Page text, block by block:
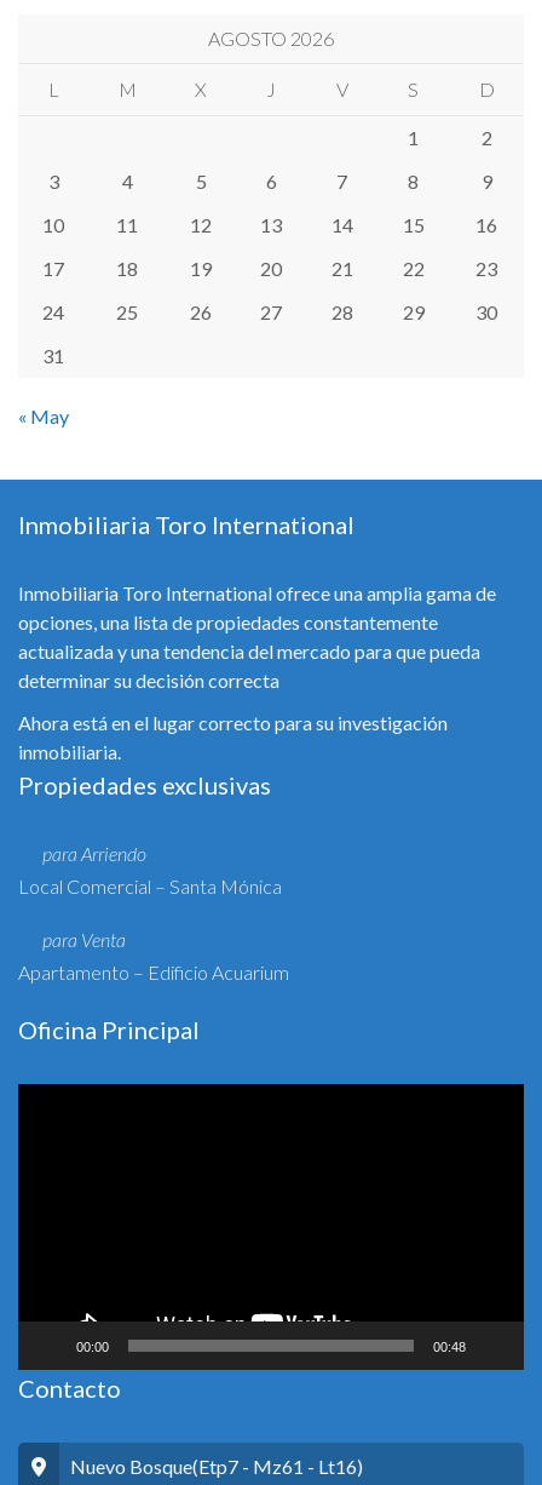
AGOSTO 2026
L M X J V S D
1
2
3
4 5 6 7 8
9
10
11 12 13 14 15
16
17
18 19 20 21 22
23
24
25 26 27 28 29
30
31
« May
Inmobiliaria Toro International
Inmobiliaria Toro International ofrece una amplia gama de
opciones, una lista de propiedades constantemente
actualizada y una tendencia del mercado para que pueda
determinar su decisión correcta
Ahora está en el lugar correcto para su investigación
inmobiliaria.
Propiedades exclusivas
para Arriendo
Local Comercial – Santa Mónica
para Venta
Apartamento – Edificio Acuarium
Oficina Principal
00:00 00:48
Contacto
Nuevo Bosque(Etp7 - Mz61 - Lt16)